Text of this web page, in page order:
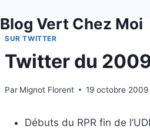
au
contenu
Blog Vert Chez Moi
SUR TWITTER
Twitter du
Par Mignot Florent 19 octobre 2009
Débuts du RPR fin de